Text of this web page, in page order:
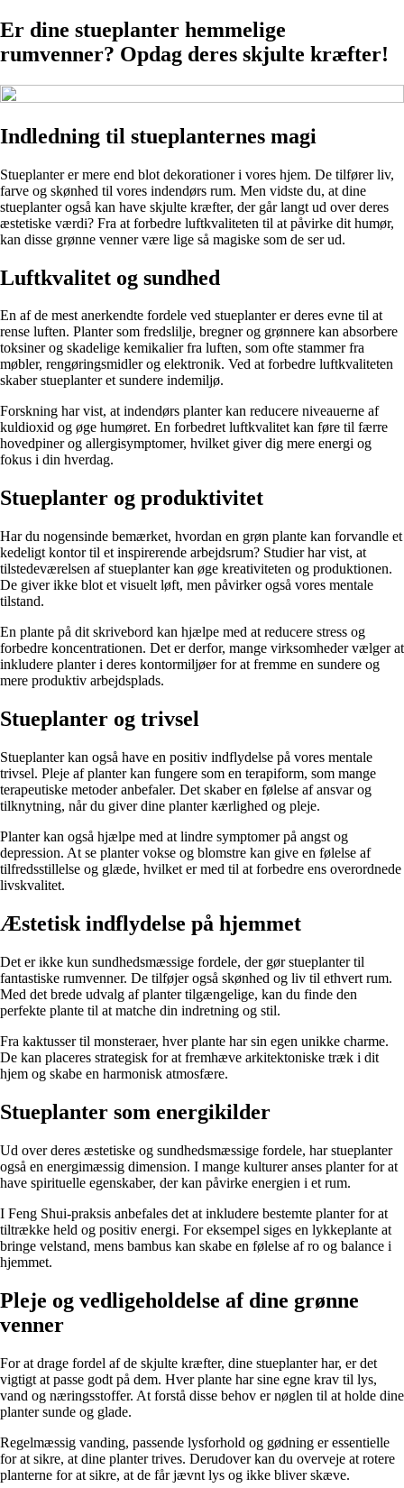
Er dine stueplanter hemmelige
rumvenner? Opdag deres skjulte kræfter!
Indledning til stueplanternes magi
Stueplanter er mere end blot dekorationer i vores hjem. De tilfører liv,
farve og skønhed til vores indendørs rum. Men vidste du, at dine
stueplanter også kan have skjulte kræfter, der går langt ud over deres
æstetiske værdi? Fra at forbedre luftkvaliteten til at påvirke dit humør,
kan disse grønne venner være lige så magiske som de ser ud.
Luftkvalitet og sundhed
En af de mest anerkendte fordele ved stueplanter er deres evne til at
rense luften. Planter som fredslilje, bregner og grønnere kan absorbere
toksiner og skadelige kemikalier fra luften, som ofte stammer fra
møbler, rengøringsmidler og elektronik. Ved at forbedre luftkvaliteten
skaber stueplanter et sundere indemiljø.
Forskning har vist, at indendørs planter kan reducere niveauerne af
kuldioxid og øge humøret. En forbedret luftkvalitet kan føre til færre
hovedpiner og allergisymptomer, hvilket giver dig mere energi og
fokus i din hverdag.
Stueplanter og produktivitet
Har du nogensinde bemærket, hvordan en grøn plante kan forvandle et
kedeligt kontor til et inspirerende arbejdsrum? Studier har vist, at
tilstedeværelsen af stueplanter kan øge kreativiteten og produktionen.
De giver ikke blot et visuelt løft, men påvirker også vores mentale
tilstand.
En plante på dit skrivebord kan hjælpe med at reducere stress og
forbedre koncentrationen. Det er derfor, mange virksomheder vælger at
inkludere planter i deres kontormiljøer for at fremme en sundere og
mere produktiv arbejdsplads.
Stueplanter og trivsel
Stueplanter kan også have en positiv indflydelse på vores mentale
trivsel. Pleje af planter kan fungere som en terapiform, som mange
terapeutiske metoder anbefaler. Det skaber en følelse af ansvar og
tilknytning, når du giver dine planter kærlighed og pleje.
Planter kan også hjælpe med at lindre symptomer på angst og
depression. At se planter vokse og blomstre kan give en følelse af
tilfredsstillelse og glæde, hvilket er med til at forbedre ens overordnede
livskvalitet.
Æstetisk indflydelse på hjemmet
Det er ikke kun sundhedsmæssige fordele, der gør stueplanter til
fantastiske rumvenner. De tilføjer også skønhed og liv til ethvert rum.
Med det brede udvalg af planter tilgængelige, kan du finde den
perfekte plante til at matche din indretning og stil.
Fra kaktusser til monsteraer, hver plante har sin egen unikke charme.
De kan placeres strategisk for at fremhæve arkitektoniske træk i dit
hjem og skabe en harmonisk atmosfære.
Stueplanter som energikilder
Ud over deres æstetiske og sundhedsmæssige fordele, har stueplanter
også en energimæssig dimension. I mange kulturer anses planter for at
have spirituelle egenskaber, der kan påvirke energien i et rum.
I Feng Shui-praksis anbefales det at inkludere bestemte planter for at
tiltrække held og positiv energi. For eksempel siges en lykkeplante at
bringe velstand, mens bambus kan skabe en følelse af ro og balance i
hjemmet.
Pleje og vedligeholdelse af dine grønne
venner
For at drage fordel af de skjulte kræfter, dine stueplanter har, er det
vigtigt at passe godt på dem. Hver plante har sine egne krav til lys,
vand og næringsstoffer. At forstå disse behov er nøglen til at holde dine
planter sunde og glade.
Regelmæssig vanding, passende lysforhold og gødning er essentielle
for at sikre, at dine planter trives. Derudover kan du overveje at rotere
planterne for at sikre, at de får jævnt lys og ikke bliver skæve.